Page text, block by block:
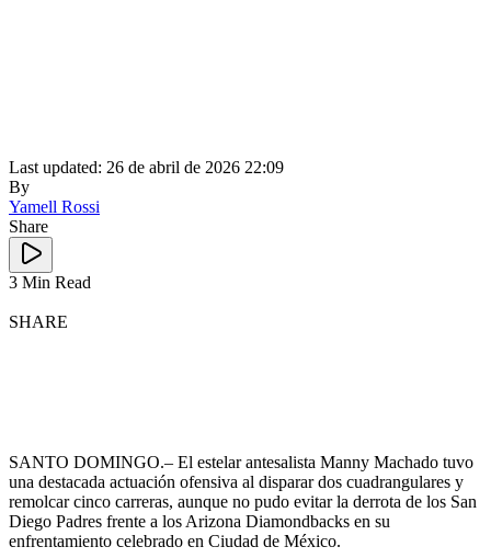
Last updated: 26 de abril de 2026 22:09
By
Yamell Rossi
Share
3 Min Read
SHARE
SANTO DOMINGO.– El estelar antesalista Manny Machado tuvo
una destacada actuación ofensiva al disparar dos cuadrangulares y
remolcar cinco carreras, aunque no pudo evitar la derrota de los San
Diego Padres frente a los Arizona Diamondbacks en su
enfrentamiento celebrado en Ciudad de México.